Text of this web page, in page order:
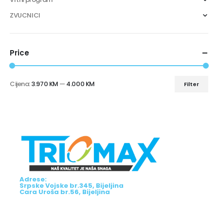
ZVUCNICI
Price
Filter
Cijena:3.970 KM — 4.000 KM
Adrese:
Srpske Vojske br.345, Bijeljina
Cara Uroša br.56, Bijeljina